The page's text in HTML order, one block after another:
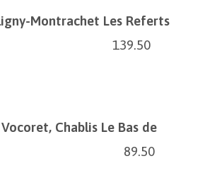
Montrachet Les Referts
139.50
Chablis Le Bas de
89.50